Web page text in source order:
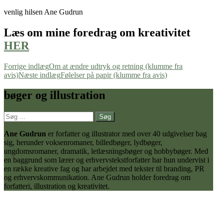
venlig hilsen Ane Gudrun
Læs om mine foredrag om kreativitet
HER
Indlægsnavigation
Forrige indlægOm at ændre udtryk og retning (klumme fra
avis)Næste indlægFølelser på papir (klumme fra avis)
bøger og illustration
Søg
efter:
Ane Gudrun er forfatter og illustrator med over 40 udgivelser bag
sig, herunder voksenromaner, billedbøger, lydbøger,
ungdomsromaner, dramatik, letlæsningsbøger og hobbybøger. Med
en baggrund som lærer og erhvervstekstforfatter har hun undervist i
en række kreative fag og har arbejdet med tekster til branding, PR
og erhvervskommunikation. Ane Gudrun holder foredrag om
forfatteri, illustration og kreativitet.